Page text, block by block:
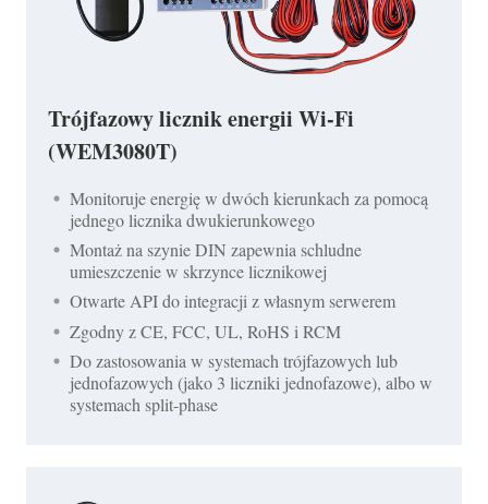
Trójfazowy licznik energii Wi-Fi
(WEM3080T)
Monitoruje energię w dwóch kierunkach za pomocą
jednego licznika dwukierunkowego
Montaż na szynie DIN zapewnia schludne
umieszczenie w skrzynce licznikowej
Otwarte API do integracji z własnym serwerem
Zgodny z CE, FCC, UL, RoHS i RCM
Do zastosowania w systemach trójfazowych lub
jednofazowych (jako 3 liczniki jednofazowe), albo w
systemach split-phase